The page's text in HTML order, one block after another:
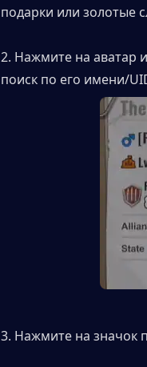
подарки или золотые
2. Нажмите на аватар
поиск по его имени/
3. Нажмите на значок